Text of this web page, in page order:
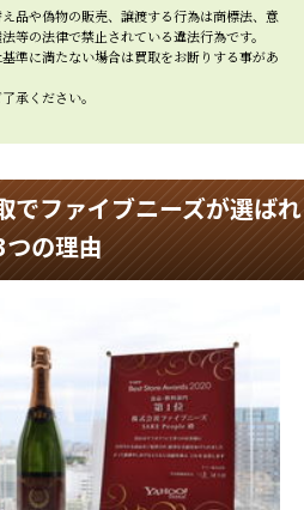
品や偽物の販売、譲渡する行為は商標法、意
等の法律で禁止されている違法行為です。
準に満たない場合は買取をお断りする事があ
承ください。
でファイブニーズが選ばれ
つの理由